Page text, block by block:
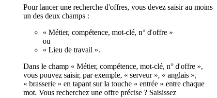
Pour lancer une recherche d'offres, vous devez saisir au moins
un des deux champs :
« Métier, compétence, mot-clé, n° d'offre »
ou
« Lieu de travail ».
Dans le champ « Métier, compétence, mot-clé, n° d'offre »,
vous pouvez saisir, par exemple, « serveur », « anglais »,
« brasserie » en tapant sur la touche « entrée » entre chaque
mot. Vous recherchez une offre précise ? Saisissez